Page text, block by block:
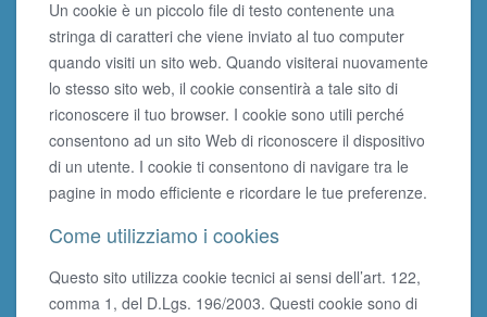
Un cookie è un piccolo file di testo contenente una
stringa di caratteri che viene inviato al tuo computer
quando visiti un sito web. Quando visiterai nuovamente
lo stesso sito web, il cookie consentirà a tale sito di
riconoscere il tuo browser. I cookie sono utili perché
consentono ad un sito Web di riconoscere il dispositivo
di un utente. I cookie ti consentono di navigare tra le
pagine in modo efficiente e ricordare le tue preferenze.
Come utilizziamo i cookies
Questo sito utilizza cookie tecnici ai sensi dell’art. 122,
comma 1, del D.Lgs. 196/2003. Questi cookie sono di